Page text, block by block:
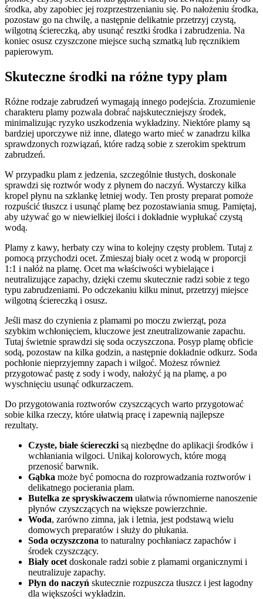
środka, aby zapobiec jej rozprzestrzenianiu się. Po nałożeniu środka,
pozostaw go na chwilę, a następnie delikatnie przetrzyj czystą,
wilgotną ściereczką, aby usunąć resztki środka i zabrudzenia. Na
koniec osusz czyszczone miejsce suchą szmatką lub ręcznikiem
papierowym.
Skuteczne środki na różne typy plam
Różne rodzaje zabrudzeń wymagają innego podejścia. Zrozumienie
charakteru plamy pozwala dobrać najskuteczniejszy środek,
minimalizując ryzyko uszkodzenia wykładziny. Niektóre plamy są
bardziej uporczywe niż inne, dlatego warto mieć w zanadrzu kilka
sprawdzonych rozwiązań, które radzą sobie z szerokim spektrum
zabrudzeń.
W przypadku plam z jedzenia, szczególnie tłustych, doskonale
sprawdzi się roztwór wody z płynem do naczyń. Wystarczy kilka
kropel płynu na szklankę letniej wody. Ten prosty preparat pomoże
rozpuścić tłuszcz i usunąć plamę bez pozostawiania smug. Pamiętaj,
aby używać go w niewielkiej ilości i dokładnie wypłukać czystą
wodą.
Plamy z kawy, herbaty czy wina to kolejny częsty problem. Tutaj z
pomocą przychodzi ocet. Zmieszaj biały ocet z wodą w proporcji
1:1 i nałóż na plamę. Ocet ma właściwości wybielające i
neutralizujące zapachy, dzięki czemu skutecznie radzi sobie z tego
typu zabrudzeniami. Po odczekaniu kilku minut, przetrzyj miejsce
wilgotną ściereczką i osusz.
Jeśli masz do czynienia z plamami po moczu zwierząt, poza
szybkim wchłonięciem, kluczowe jest zneutralizowanie zapachu.
Tutaj świetnie sprawdzi się soda oczyszczona. Posyp plamę obficie
sodą, pozostaw na kilka godzin, a następnie dokładnie odkurz. Soda
pochłonie nieprzyjemny zapach i wilgoć. Możesz również
przygotować pastę z sody i wody, nałożyć ją na plamę, a po
wyschnięciu usunąć odkurzaczem.
Do przygotowania roztworów czyszczących warto przygotować
sobie kilka rzeczy, które ułatwią pracę i zapewnią najlepsze
rezultaty.
Czyste, białe ściereczki są niezbędne do aplikacji środków i
wchłaniania wilgoci. Unikaj kolorowych, które mogą
przenosić barwnik.
Gąbka może być pomocna do rozprowadzania roztworów i
delikatnego pocierania plam.
Butelka ze spryskiwaczem ułatwia równomierne nanoszenie
płynów czyszczących na większe powierzchnie.
Woda, zarówno zimna, jak i letnia, jest podstawą wielu
domowych preparatów i służy do płukania.
Soda oczyszczona to naturalny pochłaniacz zapachów i
środek czyszczący.
Biały ocet doskonale radzi sobie z plamami organicznymi i
neutralizuje zapachy.
Płyn do naczyń skutecznie rozpuszcza tłuszcz i jest łagodny
dla większości wykładzin.